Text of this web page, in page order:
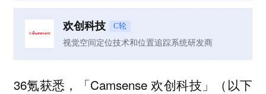
欢创科技 C轮
视觉空间定位技术和位置追踪系统研发商
36氪获悉，「Camsense 欢创科技」（以下